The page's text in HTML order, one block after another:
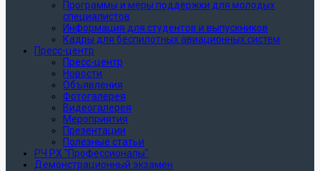
Программы и меры поддержки для молодых
специалистов
Информация для студентов и выпускников
Кадры для беспилотных авиационных систем
Пресс-центр
Пресс-центр
Новости
Объявления
Фотогалерея
Видеогалерея
Мероприятия
Презентации
Полезные статьи
РЧ РХ "Профессионалы"
Демонстрационный экзамен